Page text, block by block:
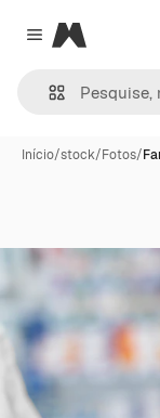
Close menu
Magnific
Início/stock/Fotos/